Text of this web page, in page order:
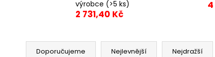
výrobce (>5 ks)
2 731,40 Kč
Ř
Doporučujeme Nejlevnější Nejdražší